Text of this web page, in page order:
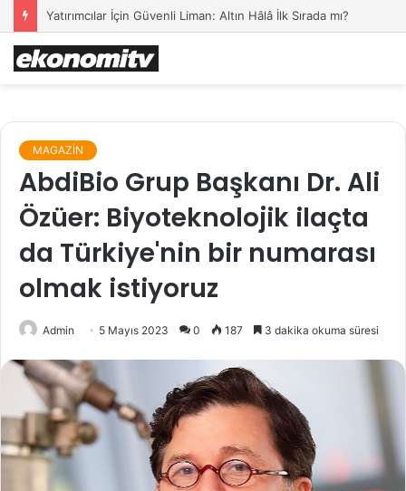
Yatırımcılar İçin Güvenli Liman: Altın Hâlâ İlk Sırada mı?
MAGAZİN
AbdiBio Grup Başkanı Dr. Ali
Özüer: Biyoteknolojik ilaçta
da Türkiye'nin bir numarası
olmak istiyoruz
Admin 5 Mayıs 2023 0 187 3 dakika okuma süresi